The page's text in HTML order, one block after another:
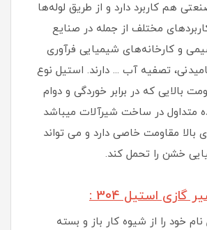
هم کاربرد دارد و از طریق لوله‌ها
مختلف از جمله در صنایع
و کارخانه‌های شیمیایی فرآوری
تصفیه آب ... دارند. استیل نوع
بالایی که در برابر خوردگی و دوام
متداول در ساخت شیرآلات میباشد
بالا مقاومت خاصی دارد و می تواند
خشن را تحمل کند.
گازی استیل 304 :
خود را از شیوه کار باز و بسته